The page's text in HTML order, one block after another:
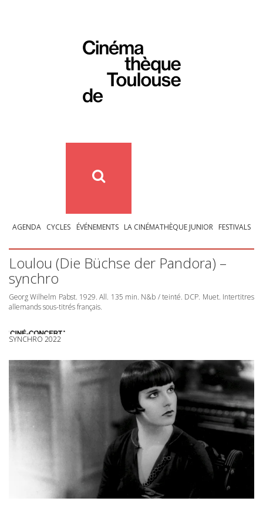
AGENDA CYCLES ÉVÉNEMENTS LA CINÉMATHÈQUE JUNIOR FESTIVALS
Loulou (Die Büchse der Pandora) –
synchro
Georg Wilhelm Pabst. 1929. All. 135 min. N&b / teinté. DCP. Muet. Intertitres
allemands sous-titrés français.
SYNCHRO 2022